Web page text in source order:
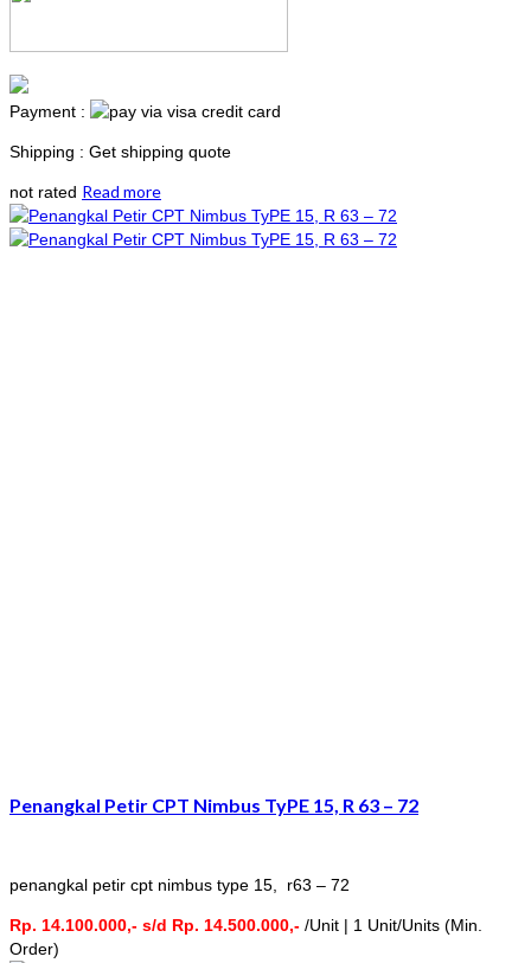
Payment :
Shipping : Get shipping quote
not rated Read more
Penangkal Petir CPT Nimbus TyPE 15, R 63 – 72
penangkal petir cpt nimbus type 15, r63 – 72
Rp. 14.100.000,- s/d Rp. 14.500.000,- /Unit | 1 Unit/Units (Min.
Order)